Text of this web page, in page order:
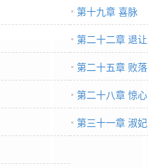
第十九章 喜脉
第二十二章 退让
第二十五章 败落
第二十八章 惊心
第三十一章 淑妃